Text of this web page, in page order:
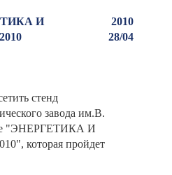
И
2010
28/04
стенд
завода им.В.
"ЭНЕРГЕТИКА И
которая пройдет